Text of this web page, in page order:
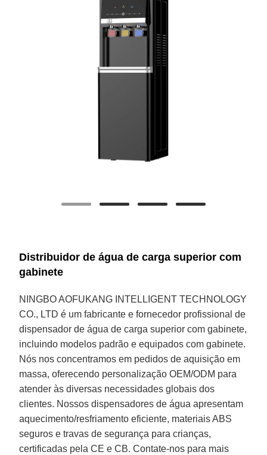
Distribuidor de água de carga superior com
gabinete
NINGBO AOFUKANG INTELLIGENT TECHNOLOGY
CO., LTD é um fabricante e fornecedor profissional de
dispensador de água de carga superior com gabinete,
incluindo modelos padrão e equipados com gabinete.
Nós nos concentramos em pedidos de aquisição em
massa, oferecendo personalização OEM/ODM para
atender às diversas necessidades globais dos
clientes. Nossos dispensadores de água apresentam
aquecimento/resfriamento eficiente, materiais ABS
seguros e travas de segurança para crianças,
certificadas pela CE e CB. Contate-nos para mais